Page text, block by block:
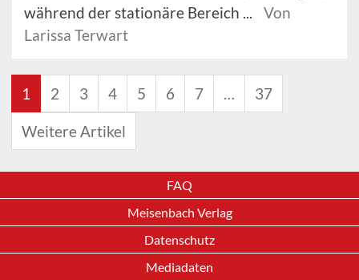
während der stationäre Bereich ...
Von
Larissa Terwart
1 2 3 4 5 6 7 … 37
Weitere Artikel
FAQ
Meisenbach Verlag
Datenschutz
Mediadaten